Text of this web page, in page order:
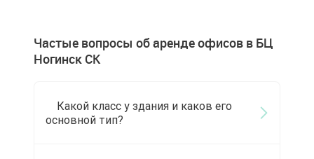
Частые вопросы об аренде офисов в БЦ
Ногинск СК
Какой класс у здания и каков его
основной тип?